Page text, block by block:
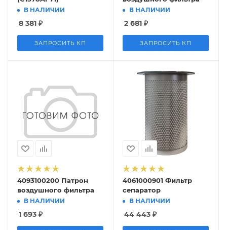
В НАЛИЧИИ
8 381 ₽
ЗАПРОСИТЬ КП
В НАЛИЧИИ
2 681 ₽
ЗАПРОСИТЬ КП
4093100200 Патрон
воздушного фильтра
В НАЛИЧИИ
1 693 ₽
4061000901 Фильтр
сепаратор
В НАЛИЧИИ
44 443 ₽